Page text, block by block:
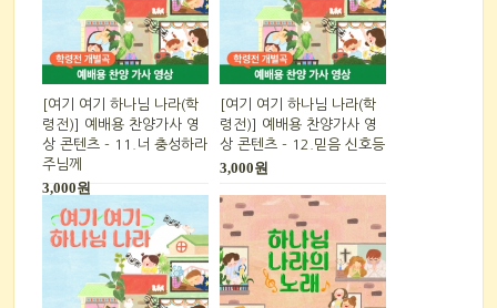
[여기 여기 하나님 나라(학
령전)] 예배용 찬양가사 영
상 콘텐츠 - 11.너 충성하라
주님께
3,000원
[여기 여기 하나님 나라(학
령전)] 예배용 찬양가사 영
상 콘텐츠 - 12.믿음 신호등
3,000원